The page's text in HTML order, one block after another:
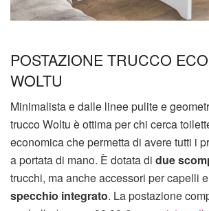
POSTAZIONE TRUCCO
WOLTU
Minimalista e dalle linee pulite e
trucco Woltu è ottima per chi cerca
economica che permetta di avere tutti i
a portata di mano. È dotata di due
trucchi, ma anche accessori per capelli
specchio integrato. La postazione